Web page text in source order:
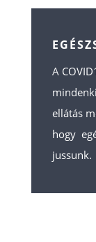
A
ellátás
hogy
jussunk.